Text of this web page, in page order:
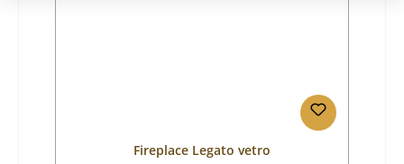
Fireplace Legato vetro